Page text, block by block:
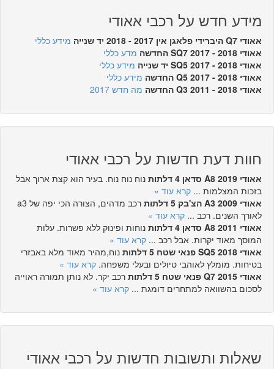
מידע חדש על רכבי אאודי
אאודי Q7 היברידי פלאגן אין 2017 - 2018 יד שנייה
מידע כללי
אאודי SQ7 2017 - 2018 החדשה
מדע כללי
אאודי SQ5 2017 - 2018 יד שנייה
מידע כללי
אאודי Q5 2017 - 2018 החדשה
מידע כללי
אאודי Q3 2011 - 2018 החדשה
מה חדש 2017
חוות דעת חדשות על רכבי אאודי
אאודי A8 2019 סדאן 4 דלתות
נוח נוח נוח. בעיר הוא קצת ארוך אבל
בזכות המצלמות ... קרא עוד »
אאודי A3 2009 הצ'בק 5 דלתות
רכב מדהים, הצורה הכי יפה של a3
לאורך השנים. רכב ... קרא עוד »
אאודי A8 2011 סדאן 4 דלתות
נוחות ופינוק ללא פשרות. עלות
המוסך מאוד יקרות. אבל רכב ... קרא עוד »
אאודי SQ5 2018 פנאי שטח 5 דלתות
נוח,מהיר מאוד מלא באבזרי
בטיחות. מומלץ לאוהבי טיולים ובעלי משפחה.קרא עוד »
אאודי Q7 2015 פנאי שטח 5 דלתות
רכב יקר. לא נותן תמורה ראוייה
לסכום בהשוואה למתחרים דומגת ... קרא עוד »
שאלות ותשובות חדשות על רכבי אאודי